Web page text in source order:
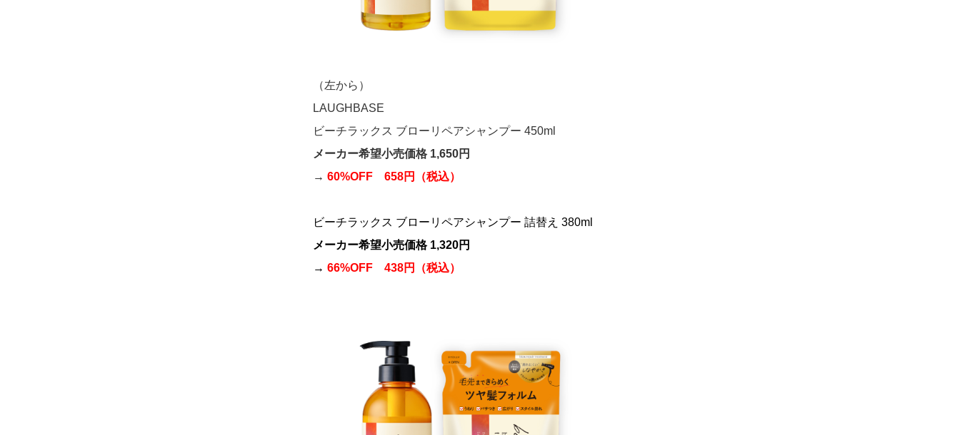
（左から）
LAUGHBASE
ビーチラックス ブローリペアシャンプー 450ml
メーカー希望小売価格 1,650円
→ 60%OFF 658円（税込）
ビーチラックス ブローリペアシャンプー 詰替え 380ml
メーカー希望小売価格 1,320円
→ 66%OFF 438円（税込）